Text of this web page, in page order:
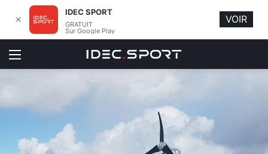
Menu
✕
IDEC SPORT
GRATUIT
Sur Google Play
VOIR